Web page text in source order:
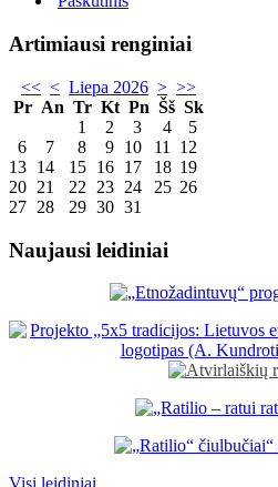
Artimiausi renginiai
<< < Liepa 2026 > >>
Pr An Tr Kt Pn Šš Sk
1
2 3 4
5
6
7 8 9 10 11
12
13 14 15 16 17 18 19
20 21 22 23 24 25 26
27 28 29 30 31
Naujausi leidiniai